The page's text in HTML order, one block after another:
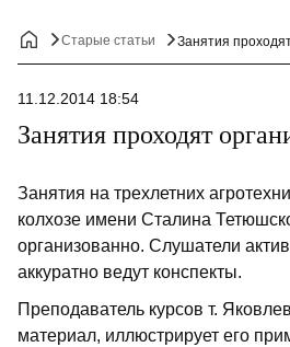
Старые статьи Занятия
11.12.2014 18:54
Занятия проходят
Занятия на трехлетних
колхозе имени Сталина
организованно. Слушатели
аккуратно ведут конспекты.
Преподаватель курсов т.
материал, иллюстрирует его